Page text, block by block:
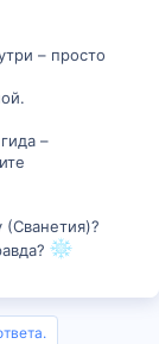
– просто
–